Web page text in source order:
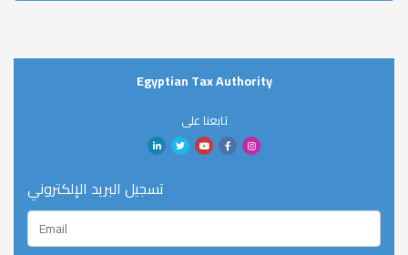
Egyptian Tax Authority
تابعنا على
تسجيل البريد الإلكتروني